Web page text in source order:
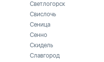
Светлогорск
Свислочь
Сеница
Сенно
Скидель
Славгород